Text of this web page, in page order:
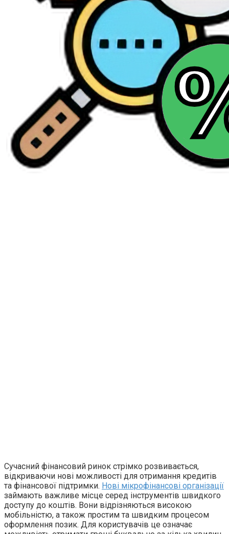
Сучасний фінансовий ринок стрімко розвивається,
відкриваючи нові можливості для отримання кредитів
та фінансової підтримки. Нові мікрофінансові організації
займають важливе місце серед інструментів швидкого
доступу до коштів. Вони відрізняються високою
мобільністю, а також простим та швидким процесом
оформлення позик. Для користувачів це означає